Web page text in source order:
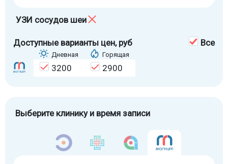
УЗИ сосудов шеи
Доступные варианты цен, руб Все
Дневная Горящая
3200 2900
Выберите клинику и время записи